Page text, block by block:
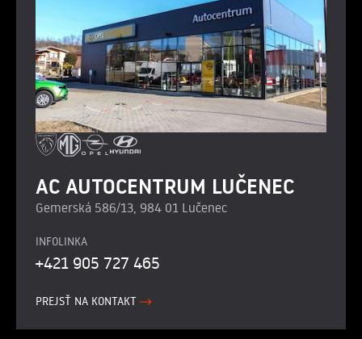
AC AUTOCENTRUM LUČENEC
Gemerská 586/13, 984 01 Lučenec
INFOLINKA
+421 905 727 465
PREJSŤ NA KONTAKT